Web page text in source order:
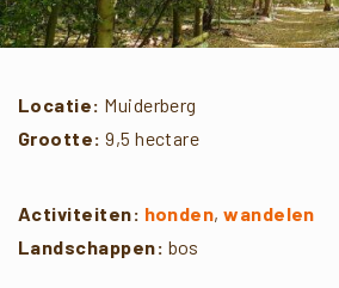
Locatie: Muiderberg
Grootte: 9,5 hectare
Activiteiten: honden,wandelen
Landschappen: bos